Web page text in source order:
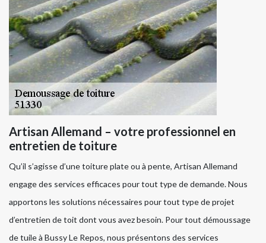
Artisan Allemand – votre professionnel en
entretien de toiture
Qu’il s’agisse d’une toiture plate ou à pente, Artisan Allemand
engage des services efficaces pour tout type de demande. Nous
apportons les solutions nécessaires pour tout type de projet
d’entretien de toit dont vous avez besoin. Pour tout démoussage
de tuile à Bussy Le Repos, nous présentons des services